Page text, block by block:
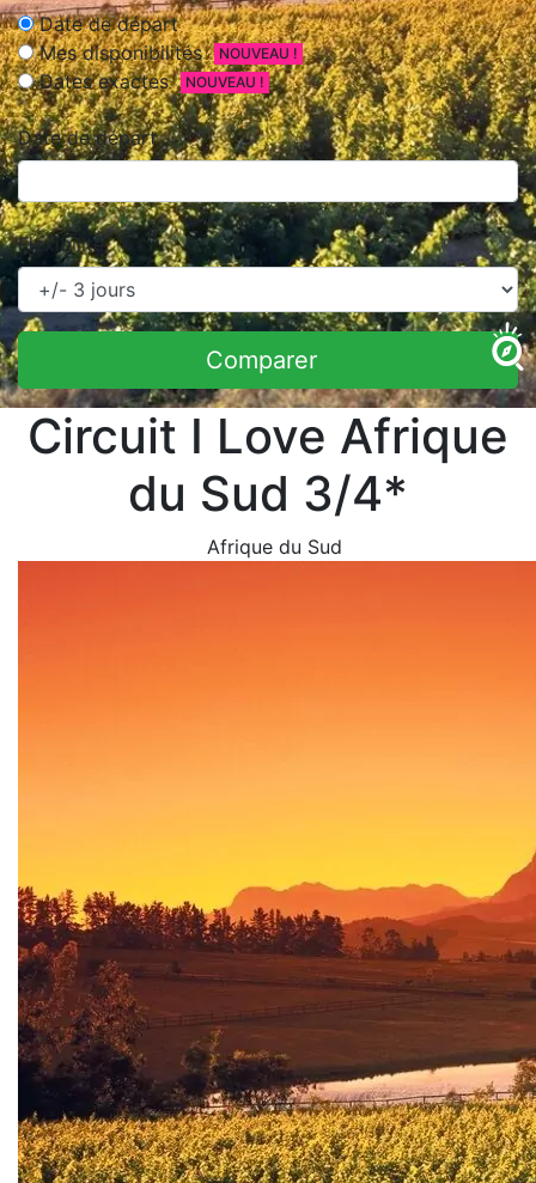
Date de départ
Mes disponibilités
NOUVEAU !
Dates exactes NOUVEAU !
Date de départ
Flexibilité
Comparer
Circuit I Love Afrique
du Sud 3/4*
Afrique du Sud